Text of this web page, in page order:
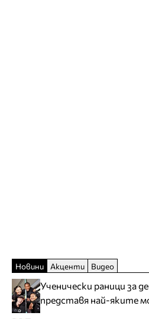
Новини Акценти Видео
Ученически раници за
представя най-яките